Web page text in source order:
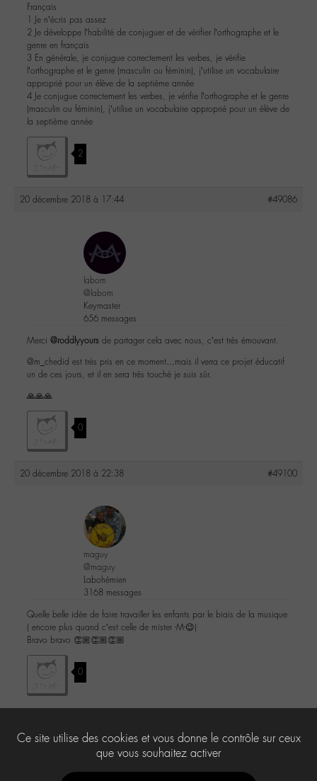
Français
1 Je n’écris pas assez
2 Je développe l’habilité de conjuguer et de vérifier l’orthographe et le
genre en français
3 En générale, je conjugue correctement les verbes, je vérifie
l’orthographe et le genre (masculin ou féminin), j’utilise un vocabulaire
approprié pour un élève de la septième année
4 Je conjugue correctement les verbes, je vérifie l’orthographe et le genre
(masculin ou féminin), j’utilise un vocabulaire approprié pour un élève de
la septième année
2
20 décembre 2018 à 17:44 #49086
labom
@labom
Keymaster
656 messages
Merci @roddlyyours de partager cela avec nous, c’est très émouvant.
@m_chedid est très pris en ce moment…mais il verra ce projet éducatif
un de ces jours, et il en sera très touché je suis sûr.
🙏🙏🙏
0
20 décembre 2018 à 22:38 #49100
maguy
@maguy
Labohémien
3168 messages
Quelle belle idée de faire travailler les enfants par le biais de la musique
( encore plus quand c’est celle de mister -M-😉)
Bravo bravo 👏🏼👏🏼👏🏼
0
Le forum ‘Lamomali’ est fermé à de nouveaux sujets et réponses.
Ce site utilise des cookies et vous donne le contrôle sur ceux
que vous souhaitez activer